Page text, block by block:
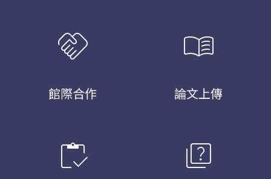
handshake
館際合作
menu_book
論文上傳
inventory quiz